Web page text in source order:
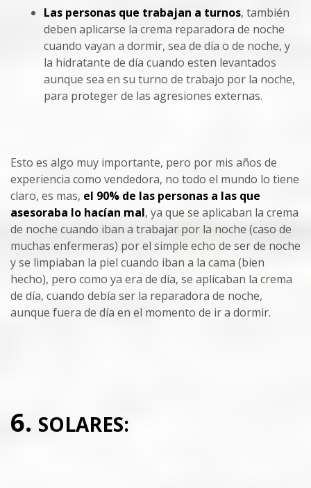
Las personas que trabajan a turnos, también
deben aplicarse la crema reparadora de noche
cuando vayan a dormir, sea de día o de noche, y
la hidratante de día cuando esten levantados
aunque sea en su turno de trabajo por la noche,
para proteger de las agresiones externas.
Esto es algo muy importante, pero por mis años de
experiencia como vendedora, no todo el mundo lo tiene
claro, es mas, el 90% de las personas a las que
asesoraba lo hacían mal, ya que se aplicaban la crema
de noche cuando iban a trabajar por la noche (caso de
muchas enfermeras) por el simple echo de ser de noche
y se limpiaban la piel cuando iban a la cama (bien
hecho), pero como ya era de día, se aplicaban la crema
de día, cuando debía ser la reparadora de noche,
aunque fuera de día en el momento de ir a dormir.
6. SOLARES: